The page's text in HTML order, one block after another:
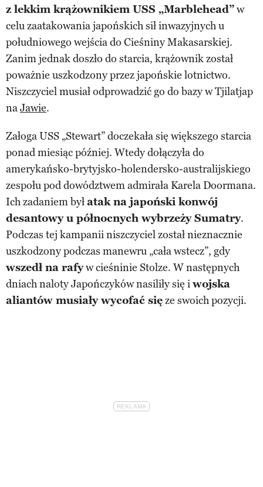
z lekkim krążownikiem USS „Marblehead”w
celu zaatakowania japońskich sił inwazyjnych u
południowego wejścia do Cieśniny Makasarskiej.
Zanim jednak doszło do starcia, krążownik został
poważnie uszkodzony przez japońskie lotnictwo.
Niszczyciel musiał odprowadzić go do bazy w Tjilatjap
naJawie.
Załoga USS „Stewart” doczekała się większego starcia
ponad miesiąc później. Wtedy dołączyła do
amerykańsko-brytyjsko-holendersko-australijskiego
zespołu pod dowództwem admirała Karela Doormana.
Ich zadaniem byłatak na japoński konwój
desantowy u północnych wybrzeży Sumatry.
Podczas tej kampanii niszczyciel został nieznacznie
uszkodzony podczas manewru „cała wstecz”, gdy
wszedł na rafyw cieśninie Stolze. W następnych
dniach naloty Japończyków nasiliły się iwojska
aliantów musiały wycofać sięze swoich pozycji.